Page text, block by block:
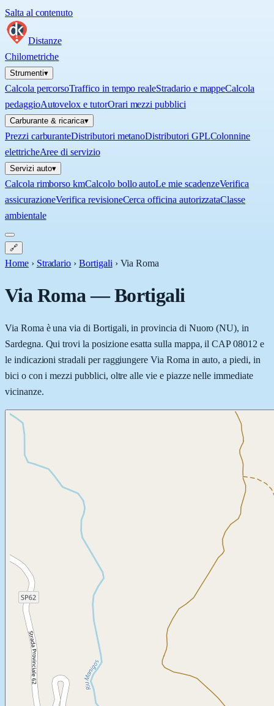
Salta al contenuto
Distanze
Chilometriche
Strumenti▾
Calcola percorsoTraffico in tempo realeStradario e mappeCalcola
pedaggioAutovelox e tutorOrari mezzi pubblici
Carburante & ricarica▾
Prezzi carburanteDistributori metanoDistributori GPLColonnine
elettricheAree di servizio
Servizi auto▾
Calcola rimborso kmCalcolo bollo autoLe mie scadenzeVerifica
assicurazioneVerifica revisioneCerca officina autorizzataClasse
ambientale
🔗
Home › Stradario › Bortigali › Via Roma
Via Roma—Bortigali
Via Roma è una via di Bortigali, in provincia di Nuoro (NU), in
Sardegna. Qui trovi la posizione esatta sulla mappa, il CAP 08012 e
le indicazioni stradali per raggiungere Via Roma in auto, a piedi, in
bici o con i mezzi pubblici, oltre alle vie e piazze nelle immediate
vicinanze.